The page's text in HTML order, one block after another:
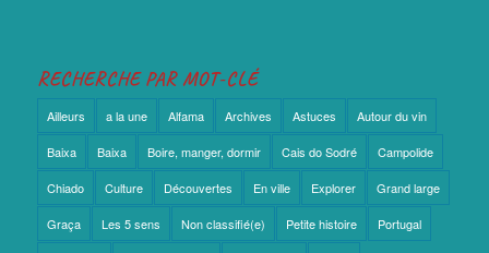
RECHERCHE PAR MOT-CLÉ
Ailleurs a la une Alfama Archives Astuces Autour du vin
Baixa Baixa Boire, manger, dormir Cais do Sodré Campolide
Chiado Culture Découvertes En ville Explorer Grand large
Graça Les 5 sens Non classifié(e) Petite histoire Portugal